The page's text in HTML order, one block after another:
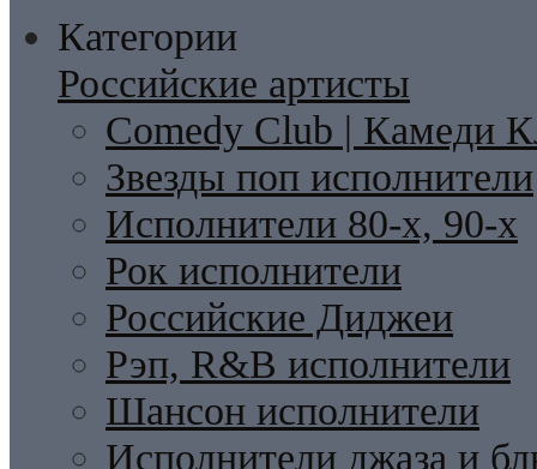
Категории
Российские артисты
Comedy Club | Камеди
Звезды поп исполнители
Исполнители 80-х, 90-х
Рок исполнители
Российские Диджеи
Рэп, R&B исполнители
Шансон исполнители
Исполнители джаза и